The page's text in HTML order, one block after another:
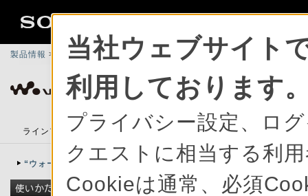
製品情報 > 総合サポート > ポータブルオーディオプレーヤー ウォークマ
ポータブルオーディオプレーヤー ウォークマン
ラインアップ アクセサリー 楽しみかたガイド PCアプ
“ウォークマン”サポートトップ
当社ウェブサイト
利用しております
プライバシー設定、ロ
クエストに相当する利
Cookieは通常、必須